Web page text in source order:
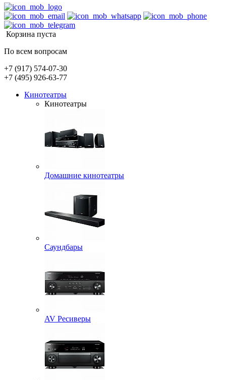
Корзина пуста
По всем вопросам
+7 (917) 574-07-30
+7 (495) 926-63-77
Кинотеатры
Кинотеатры
Домашние кинотеатры
Саундбары
AV Ресиверы